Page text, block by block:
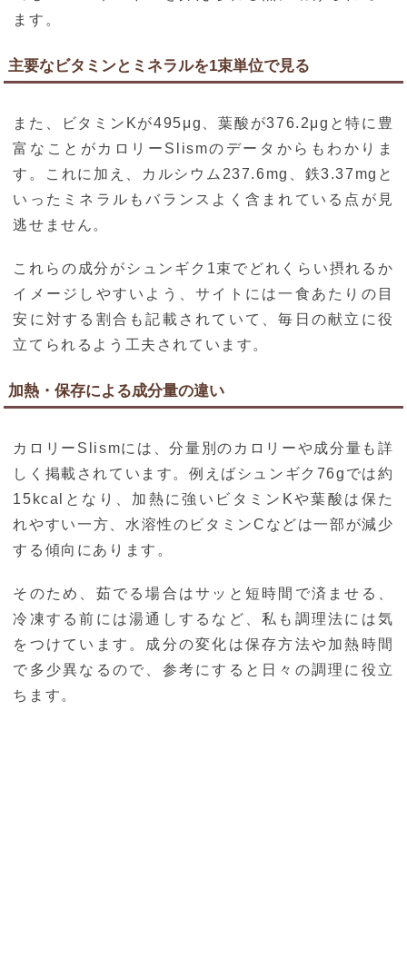
ます。
主要なビタミンとミネラルを1束単位で見る
また、ビタミンKが495μg、葉酸が376.2μgと特に豊
富なことがカロリーSlismのデータからもわかりま
す。これに加え、カルシウム237.6mg、鉄3.37mgと
いったミネラルもバランスよく含まれている点が見
逃せません。
これらの成分がシュンギク1束でどれくらい摂れるか
イメージしやすいよう、サイトには一食あたりの目
安に対する割合も記載されていて、毎日の献立に役
立てられるよう工夫されています。
加熱・保存による成分量の違い
カロリーSlismには、分量別のカロリーや成分量も詳
しく掲載されています。例えばシュンギク76gでは約
15kcalとなり、加熱に強いビタミンKや葉酸は保た
れやすい一方、水溶性のビタミンCなどは一部が減少
する傾向にあります。
そのため、茹でる場合はサッと短時間で済ませる、
冷凍する前には湯通しするなど、私も調理法には気
をつけています。成分の変化は保存方法や加熱時間
で多少異なるので、参考にすると日々の調理に役立
ちます。